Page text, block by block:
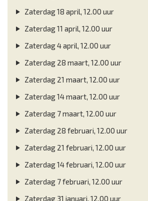
Zaterdag 18 april, 12.00 uur
Zaterdag 11 april, 12.00 uur
Zaterdag 4 april, 12.00 uur
Zaterdag 28 maart, 12.00 uur
Zaterdag 21 maart, 12.00 uur
Zaterdag 14 maart, 12.00 uur
Zaterdag 7 maart, 12.00 uur
Zaterdag 28 februari, 12.00 uur
Zaterdag 21 februari, 12.00 uur
Zaterdag 14 februari, 12.00 uur
Zaterdag 7 februari, 12.00 uur
Zaterdag 31 januari, 12.00 uur